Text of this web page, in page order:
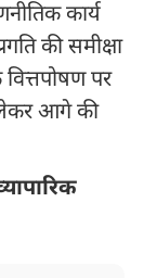
कार्य
की समीक्षा
पर
लेकर आगे की